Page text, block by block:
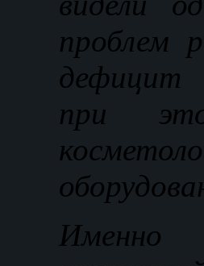
проблем
дефицит
при